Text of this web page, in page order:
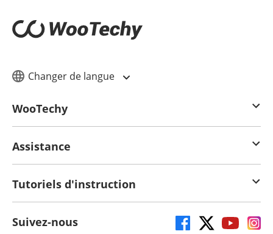
Changer de langue
WooTechy
Assistance
Tutoriels d'instruction
Suivez-nous